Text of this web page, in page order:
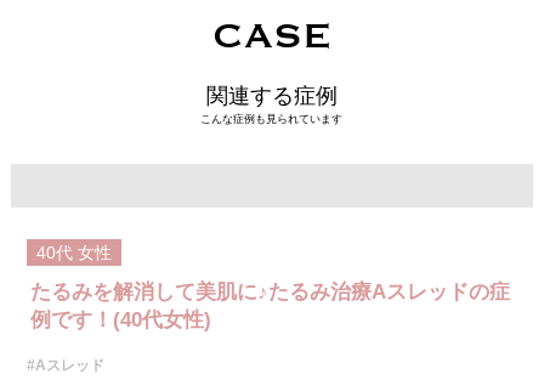
CASE
関連する症例
こんな症例も見られています
40代 女性
たるみを解消して美肌に♪たるみ治療Aスレッドの症
例です！(40代女性)
#Aスレッド